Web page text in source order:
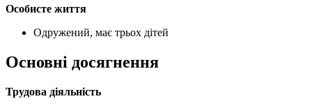
Особисте життя
Одружений, має трьох дітей
Основні досягнення
Трудова діяльність